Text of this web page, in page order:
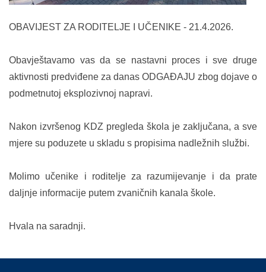
OBAVIJEST ZA RODITELJE I UČENIKE - 21.4.2026.
Obavještavamo vas da se nastavni proces i sve druge
aktivnosti predviđene za danas ODGAĐAJU zbog dojave o
podmetnutoj eksplozivnoj napravi.
Nakon izvršenog KDZ pregleda škola je zaključana, a sve
mjere su poduzete u skladu s propisima nadležnih službi.
Molimo učenike i roditelje za razumijevanje i da prate
daljnje informacije putem zvaničnih kanala škole.
Hvala na saradnji.